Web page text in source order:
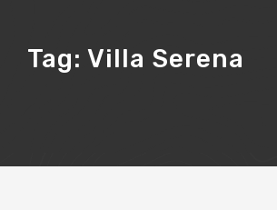
Tag: Villa Serena